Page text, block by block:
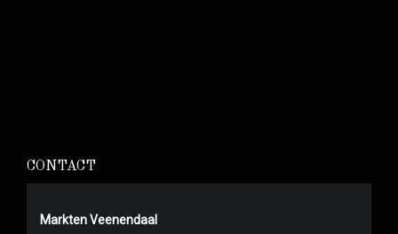
CONTACT
Markten Veenendaal